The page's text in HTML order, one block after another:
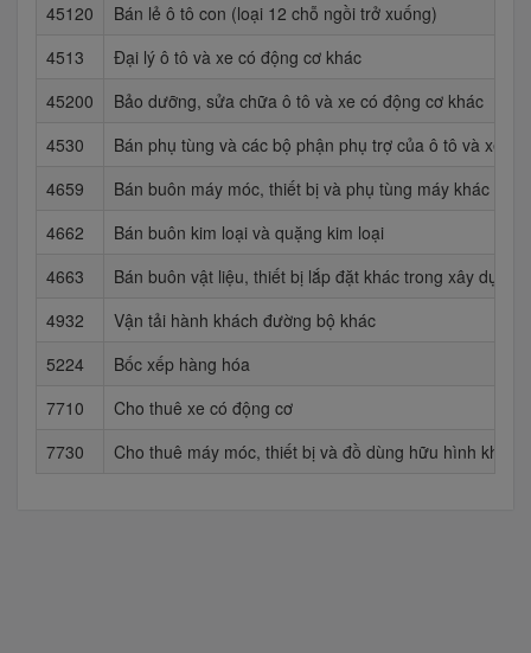
45120
Bán lẻ ô tô con (loại 12 chỗ ngồi trở xuống)
4513
Đại lý ô tô và xe có động cơ khác
45200
Bảo dưỡng, sửa chữa ô tô và xe có động cơ khác
4530
Bán phụ tùng và các bộ phận phụ trợ của ô tô và xe
4659
Bán buôn máy móc, thiết bị và phụ tùng máy khác
4662
Bán buôn kim loại và quặng kim loại
4663
Bán buôn vật liệu, thiết bị lắp đặt khác trong xây dựng
4932
Vận tải hành khách đường bộ khác
5224
Bốc xếp hàng hóa
7710
Cho thuê xe có động cơ
7730
Cho thuê máy móc, thiết bị và đồ dùng hữu hình khác